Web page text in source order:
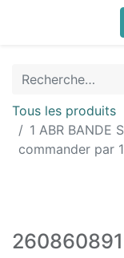
Tous les produits
1 ABR BANDE
commander par